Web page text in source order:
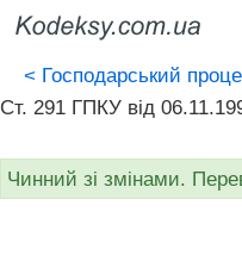
< Господарський
Ст. 291 ГПКУ від
Чинний зі змінами.